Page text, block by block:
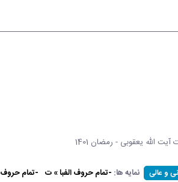
الله یعقوبی - رمضان 1401
و عالی نمایه ها: -تمام حروف الفبا » ت -تمام حروف